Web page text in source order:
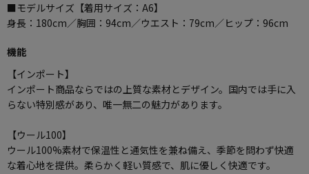
■モデルサイズ【着用サイズ：A6】
身長：180cm／胸囲：94cm／ウエスト：79cm／ヒップ：96cm
機能
【インポート】
インポート商品ならではの上質な素材とデザイン。国内では手に入
らない特別感があり、唯一無二の魅力があります。
【ウール100】
ウール100%素材で保温性と通気性を兼ね備え、季節を問わず快適
な着心地を提供。柔らかく軽い質感で、肌に優しく快適です。